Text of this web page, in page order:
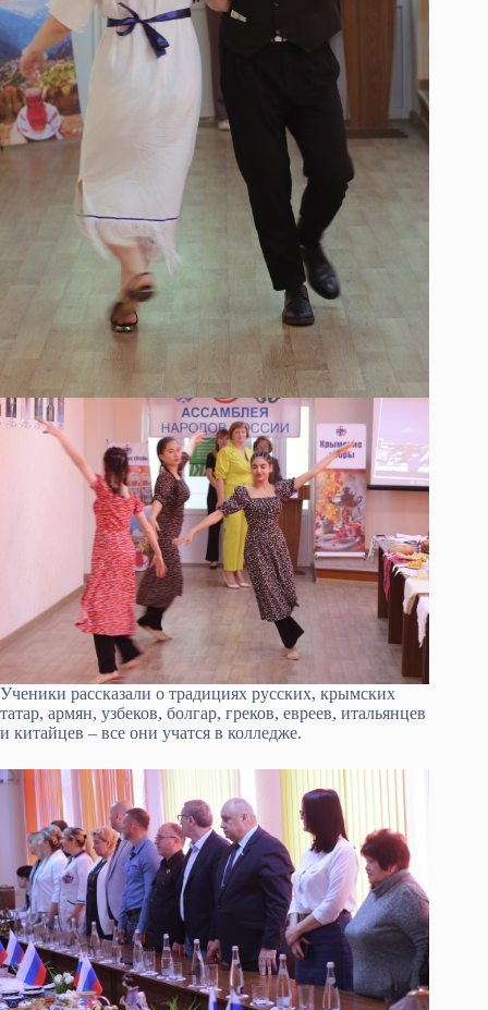
Ученики рассказали о традициях русских, крымских
татар, армян, узбеков, болгар, греков, евреев, итальянцев
и китайцев – все они учатся в колледже.